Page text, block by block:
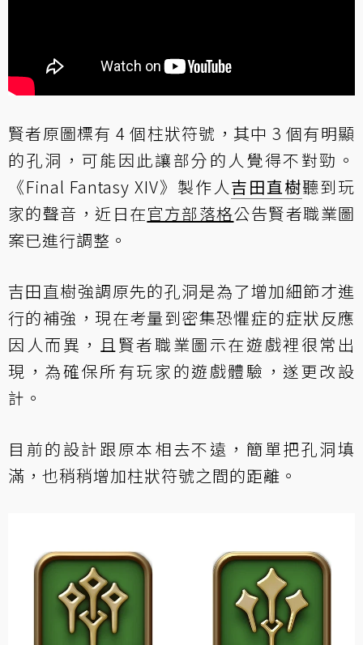
賢者原圖標有 4 個柱狀符號，其中 3 個有明顯
的孔洞，可能因此讓部分的人覺得不對勁。
《Final Fantasy XIV》製作人 吉田直樹聽到玩
家的聲音，近日在官方部落格公告賢者職業圖
案已進行調整。
吉田直樹強調原先的孔洞是為了增加細節才進
行的補強，現在考量到密集恐懼症的症狀反應
因人而異，且賢者職業圖示在遊戲裡很常出
現，為確保所有玩家的遊戲體驗，遂更改設
計。
目前的設計跟原本相去不遠，簡單把孔洞填
滿，也稍稍增加柱狀符號之間的距離。